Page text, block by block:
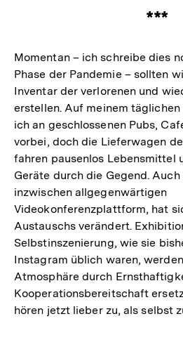
***
Momentan – ich schreibe dies
Phase der Pandemie – sollten
Inventar der verlorenen und
erstellen. Auf meinem
ich an geschlossenen Pubs,
vorbei, doch die Lieferwagen
fahren pausenlos Lebensmittel
Geräte durch die Gegend.
inzwischen allgegenwärtigen
Videokonferenzplattform, hat
Austauschs verändert.
Selbstinszenierung, wie sie
Instagram üblich waren,
Atmosphäre durch
Kooperationsbereitschaft
hören jetzt lieber zu, als selbst